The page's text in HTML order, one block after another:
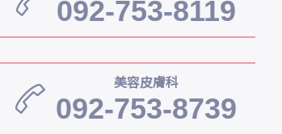
092-753-8119
美容皮膚科
092-753-8739